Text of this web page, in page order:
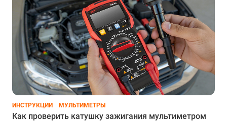
ИНСТРУКЦИИ МУЛЬТИМЕТРЫ
Как проверить катушку зажигания мультиметром